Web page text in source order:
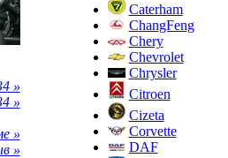
»
»
»
»
Caterham
ChangFeng
Chery
Chevrolet
Chrysler
Citroen
Cizeta
Corvette
DAF